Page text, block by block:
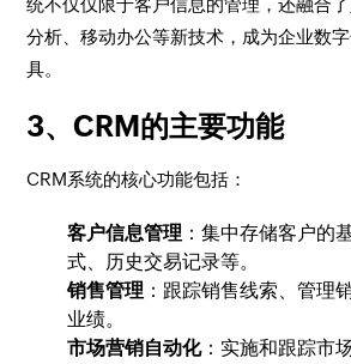
统不仅仅限于客户信息的管理，还融合
分析、移动办公等新技术，成为企业数
具。
3、CRM的主要功能
CRM系统的核心功能包括：
客户信息管理 ：集中存储客户的
式、历史交易记录等。
销售管理 ：跟踪销售线索、管理
业绩。
市场营销自动化：实施和跟踪市